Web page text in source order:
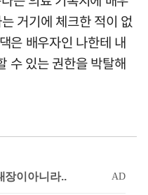
거기에 체크한 적이 없
은 배우자인 나한테 내
수 있는 권한을 박탈해